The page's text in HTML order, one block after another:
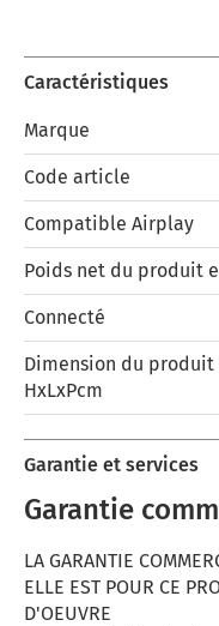
Caractéristiques
Marque
Code article
Compatible Airplay
Poids net du produit
Connecté
Dimension du produit
HxLxPcm
Garantie et services
Garantie
LA GARANTIE
ELLE EST POUR CE
D'OEUVRE